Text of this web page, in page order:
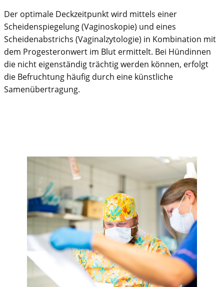
Der optimale Deckzeitpunkt wird mittels einer
Scheidenspiegelung (Vaginoskopie) und eines
Scheidenabstrichs (Vaginalzytologie) in Kombination mit
dem Progesteronwert im Blut ermittelt. Bei Hündinnen
die nicht eigenständig trächtig werden können, erfolgt
die Befruchtung häufig durch eine künstliche
Samenübertragung.